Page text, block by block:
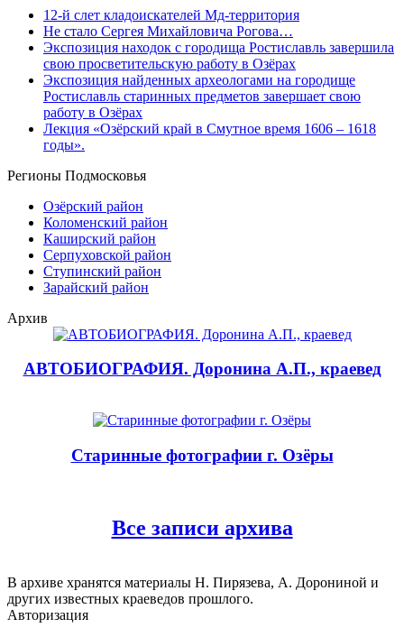
12-й слет кладоискателей Мд-территория
Не стало Сергея Михайловича Рогова…
Экспозиция находок с городища Ростиславль завершила
свою просветительскую работу в Озёрах
Экспозиция найденных археологами на городище
Ростиславль старинных предметов завершает свою
работу в Озёрах
Лекция «Озёрский край в Смутное время 1606 – 1618
годы».
Регионы Подмосковья
Озёрский район
Коломенский район
Каширский район
Серпуховской район
Ступинский район
Зарайский район
Архив
АВТОБИОГРАФИЯ. Доронина А.П., краевед
Старинные фотографии г. Озёры
Все записи архива
В архиве хранятся материалы Н. Пирязева, А. Дорониной и
других известных краеведов прошлого.
Авторизация